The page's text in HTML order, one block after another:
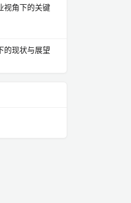
视角下的关键
的现状与展望